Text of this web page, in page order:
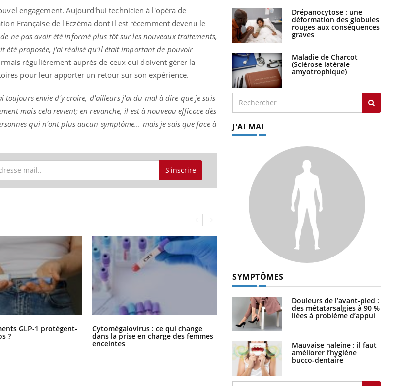
engagement. Aujourd'hui technicien à l'opéra de
Française de l'Eczéma dont il est récemment devenu le
ne pas avoir été informé plus tôt sur les nouveaux traitements,
été proposée, j'ai réalisé qu'il était important de pouvoir
régulièrement auprès de ceux qui doivent gérer la
pour leur apporter un retour sur son expérience.
toujours envie d'y croire, d'ailleurs j'ai du mal à dire que je suis
mais cela revient; en revanche, il est à nouveau efficace dès
qui n'ont plus aucun symptôme... mais je sais que face à
S'inscrire
GLP-1 protègent-
?
Cytomégalovirus : ce qui change
dans la prise en charge des femmes
enceintes
La sieste empêche-t-elle de dormir
la nuit ?
Drépanocytose : une
déformation des globules
rouges aux conséquences
graves
Maladie de Charcot
(Sclérose latérale
amyotrophique)
J'AI MAL
SYMPTÔMES
Douleurs de l’avant-pied :
des métatarsalgies à 90 %
liées à problème d’appui
Mauvaise haleine : il faut
améliorer l’hygiène
bucco-dentaire